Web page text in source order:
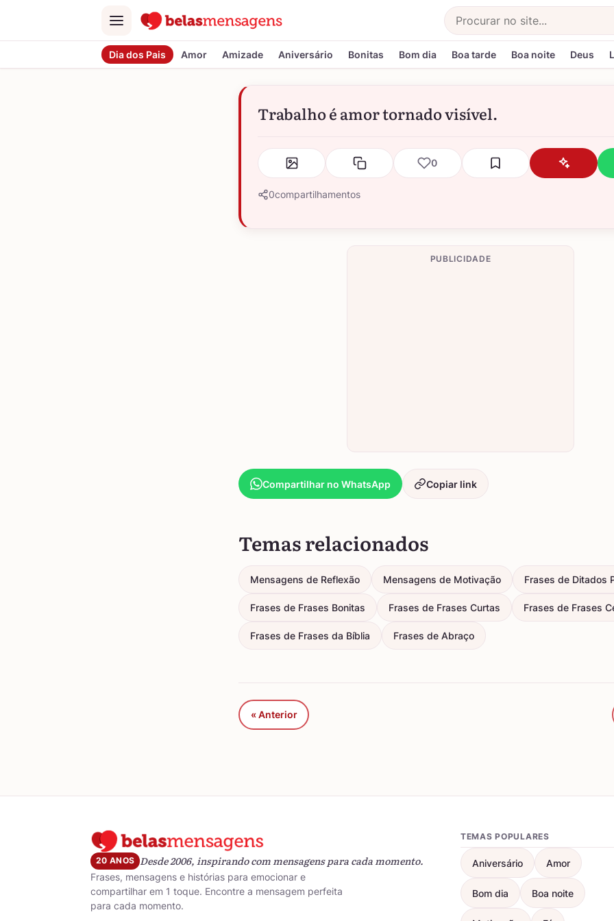
Menu
Buscar
Dia dos Pais Amor Amizade Aniversário Bonitas Bom dia Boa tarde Boa noite Deus
Trabalho é amor tornado visível.
0
0compartilhamentos
PUBLICIDADE
Compartilhar no WhatsApp Copiar link
Temas relacionados
Mensagens de Reflexão Mensagens de Motivação Frases de Ditados
Frases de Frases Bonitas Frases de Frases Curtas Frases de Frases
Frases de Frases da Bíblia Frases de Abraço
« Anterior
20 ANOS Desde 2006, inspirando com mensagens para cada momento.
Frases, mensagens e histórias para emocionar e
compartilhar em 1 toque. Encontre a mensagem perfeita
para cada momento.
TEMAS POPULARES
Aniversário Amor
Bom dia Boa noite